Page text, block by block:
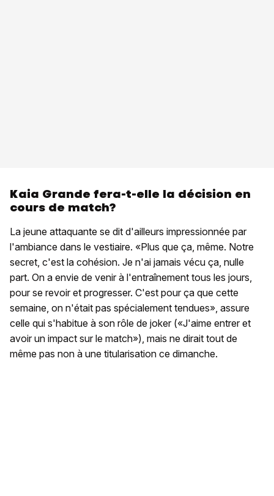
Kaia Grande fera-t-elle la décision en
cours de match?
La jeune attaquante se dit d'ailleurs impressionnée par
l'ambiance dans le vestiaire. «Plus que ça, même. Notre
secret, c'est la cohésion. Je n'ai jamais vécu ça, nulle
part. On a envie de venir à l'entraînement tous les jours,
pour se revoir et progresser. C'est pour ça que cette
semaine, on n'était pas spécialement tendues», assure
celle qui s'habitue à son rôle de joker («J'aime entrer et
avoir un impact sur le match»), mais ne dirait tout de
même pas non à une titularisation ce dimanche.